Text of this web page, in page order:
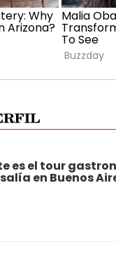
es el tour
en Buenos